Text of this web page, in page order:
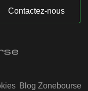
Contactez-nous
Blog Zonebourse